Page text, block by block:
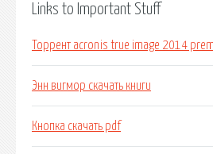
Links to Important Stuff
Торрент acronis true image 2014
Энн вигмор скачать книги
Кнопка скачать pdf